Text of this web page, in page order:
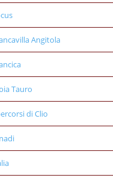
Angitola
Tauro
di Clio